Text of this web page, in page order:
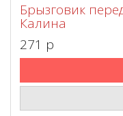
Брызговик
Калина
271 p